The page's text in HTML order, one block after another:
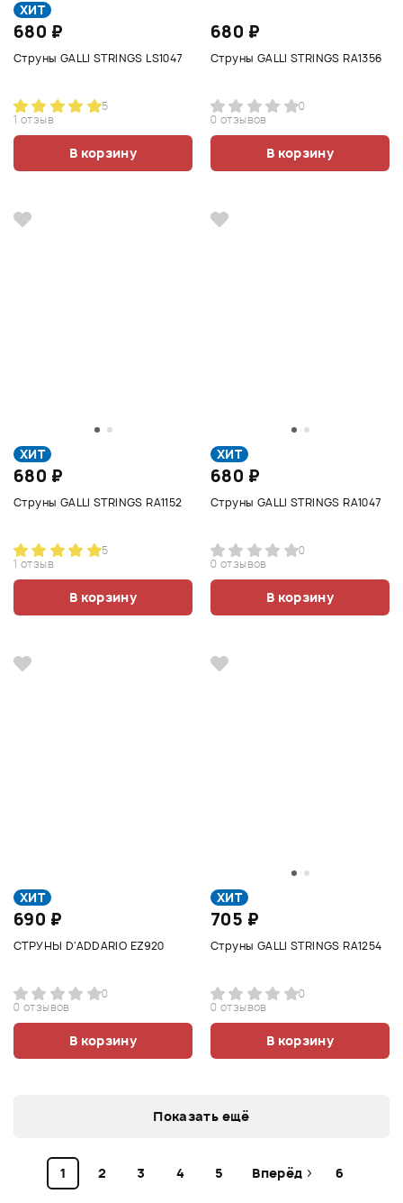
ХИТ
680 ₽
Струны GALLI STRINGS LS1047
5
1 отзыв
В корзину
680 ₽
Струны GALLI STRINGS RA1356
0
0 отзывов
В корзину
ХИТ
680 ₽
Струны GALLI STRINGS RA1152
5
1 отзыв
В корзину
ХИТ
680 ₽
Струны GALLI STRINGS RA1047
0
0 отзывов
В корзину
ХИТ
690 ₽
СТРУНЫ D'ADDARIO EZ920
0
0 отзывов
В корзину
ХИТ
705 ₽
Струны GALLI STRINGS RA1254
0
0 отзывов
В корзину
Показать ещё
1 2 3 4 5 Вперёд 6